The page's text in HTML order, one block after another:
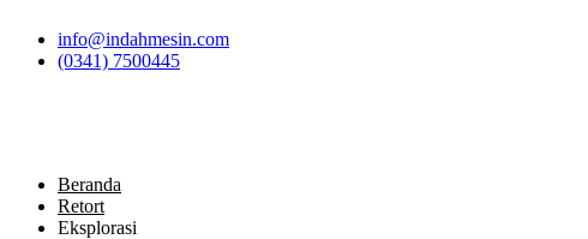
content
info@indahmesin.com
(0341) 7500445
Beranda
Retort
Eksplorasi